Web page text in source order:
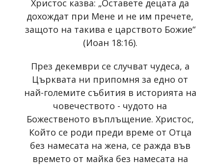
Христос казва: „Оставете децата да
дохождат при Мене и не им пречете,
защото на такива е царството Божие“
(Иоан 18:16).
През декември се случват чудеса, а
Църквата ни припомня за едно от
най-големите събития в историята на
човечеството - чудото на
Божественото въплъщение. Христос,
Който се роди преди време от Отца
без намесата на жена, се ражда във
времето от майка без намесата на